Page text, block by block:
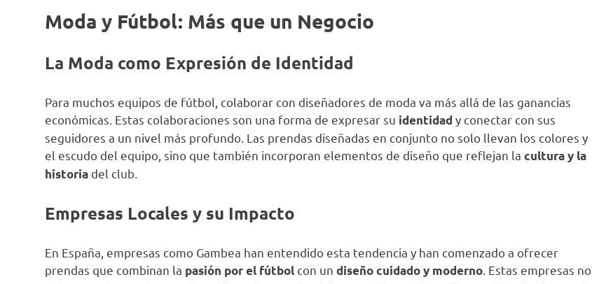
Moda y Fútbol: Más que un Negocio
La Moda como Expresión de Identidad
Para muchos equipos de fútbol, colaborar con diseñadores de moda va más allá de las ganancias
económicas. Estas colaboraciones son una forma de expresar su identidad y conectar con sus
seguidores a un nivel más profundo. Las prendas diseñadas en conjunto no solo llevan los colores y
el escudo del equipo, sino que también incorporan elementos de diseño que reflejan la cultura y la
historia del club.
Empresas Locales y su Impacto
En España, empresas como Gambea han entendido esta tendencia y han comenzado a ofrecer
prendas que combinan la pasión por el fútbol con un diseño cuidado y moderno . Estas empresas no